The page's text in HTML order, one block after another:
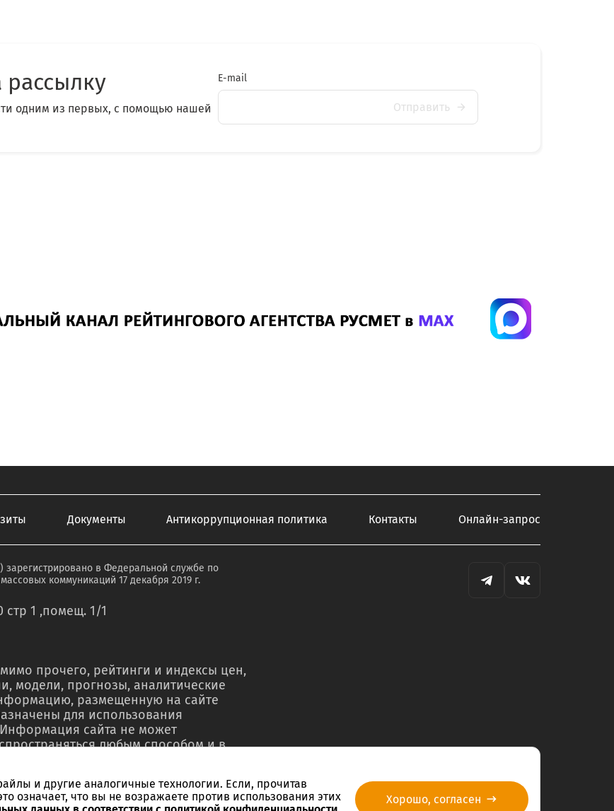
рассылку
одним из первых, с помощью нашей
E-mail
Отправить
Документы Антикоррупционная политика Контакты Онлайн-запрос
зарегистрировано в Федеральной службе по
коммуникаций 17 декабря 2019 г.
стр 1 ,помещ. 1/1
прочего, рейтинги и индексы цен,
модели, прогнозы, аналитические
размещенную на сайте
для использования
сайта не может
любым способом и в
материалах, в рамках
в сводках новостей, в коммерческих
письменного согласия со стороны
на источник. Использование
и другие аналогичные технологии. Если, прочитав
означает, что вы не возражаете против использования этих
Хорошо, согласен